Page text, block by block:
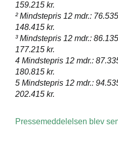
159.215 kr.
² Mindstepris 12 mdr.:
148.415 kr.
³ Mindstepris 12 mdr.:
177.215 kr.
4 Mindstepris 12 mdr.:
180.815 kr.
5 Mindstepris 12 mdr.:
202.415 kr.
Pressemeddelelsen blev